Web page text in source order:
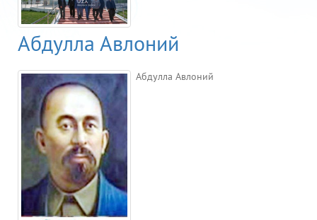
Абдулла Авлоний
Абдулла Авлоний